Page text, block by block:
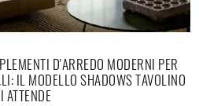
D'ARREDO MODERNI PER
IL MODELLO SHADOWS TAVOLINO
ATTENDE